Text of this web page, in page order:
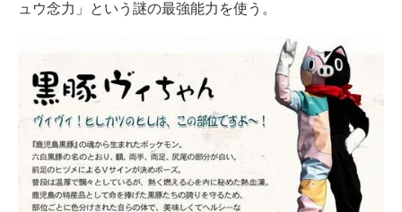
ュウ念力」という謎の最強能力を使う。